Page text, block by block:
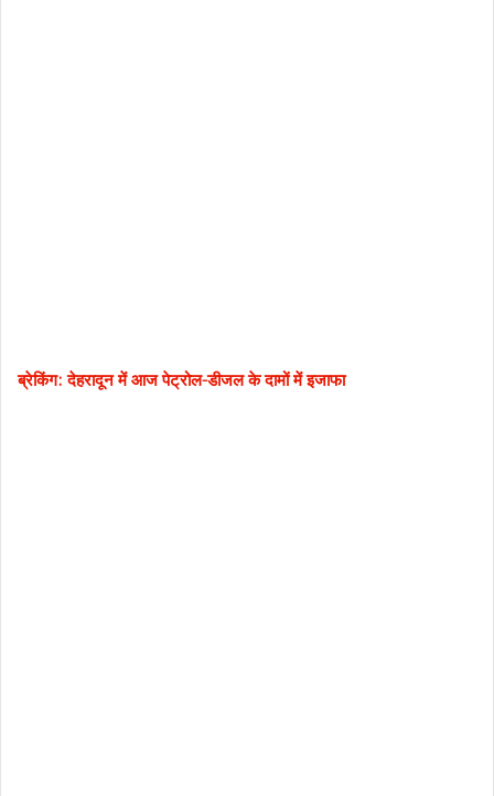
ब्रेकिंग: देहरादून में आज पेट्रोल-डीजल के दामों में इजाफा